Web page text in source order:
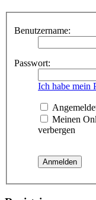
Benutzername:
Passwort:
Ich habe mein
Meinen
verbergen